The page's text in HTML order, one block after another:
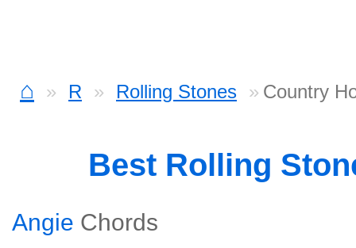
⌂ R Rolling Stones Country
Best Rolling
Angie Chords